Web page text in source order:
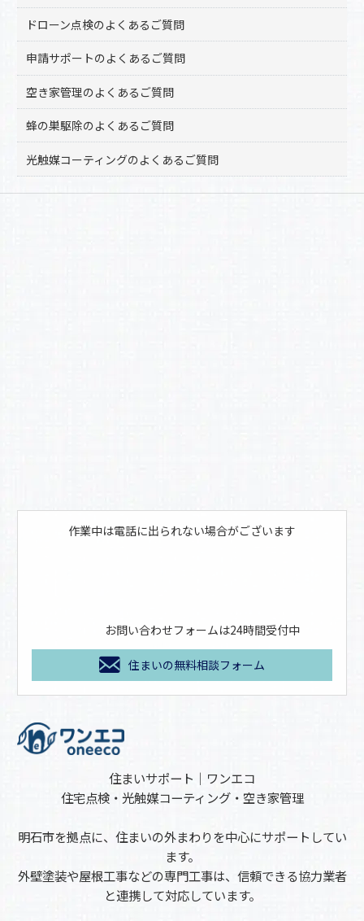
ドローン点検のよくあるご質問
申請サポートのよくあるご質問
空き家管理のよくあるご質問
蜂の巣駆除のよくあるご質問
光触媒コーティングのよくあるご質問
作業中は電話に出られない場合がございます
お問い合わせフォームは24時間受付中
住まいの無料相談フォーム
住まいサポート｜ワンエコ
住宅点検・光触媒コーティング・空き家管理
明石市を拠点に、住まいの外まわりを中心にサポートしてい
ます。
外壁塗装や屋根工事などの専門工事は、信頼できる協力業者
と連携して対応しています。